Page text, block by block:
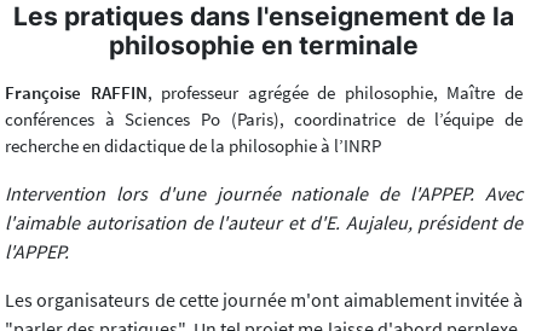
Les pratiques dans l'enseignement de la
philosophie en terminale
Françoise RAFFIN, professeur agrégée de philosophie, Maître de
conférences à Sciences Po (Paris), coordinatrice de l’équipe de
recherche en didactique de la philosophie à l’INRP
Intervention lors d'une journée nationale de l'APPEP. Avec
l'aimable autorisation de l'auteur et d'E. Aujaleu, président de
l'APPEP.
Les organisateurs de cette journée m'ont aimablement invitée à